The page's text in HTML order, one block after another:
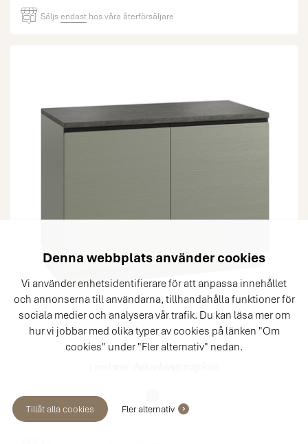
Denna webbplats använder cookies
Vi använder enhetsidentifierare för att anpassa innehållet
och annonserna till användarna, tillhandahålla funktioner för
sociala medier och analysera vår trafik. Du kan läsa mer om
hur vi jobbar med olika typer av cookies på länken "Om
cookies" under "Fler alternativ" nedan.
Tillåt alla cookies Fler alternativ
Säljsendast hos våra återförsäljare
11-I8